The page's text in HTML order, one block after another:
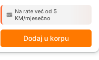
Na rate već od 5
KM/mjesečno
Dodaj u korpu